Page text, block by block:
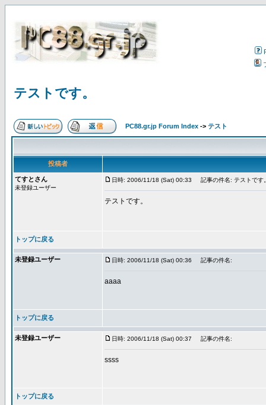
テストです。
PC88.gr.jp Forum Index -> テスト
投稿者
てすとさん
未登録ユーザー
日時: 2006/11/18 (Sat) 00:33 記事の件名: テストです
テストです。
トップに戻る
未登録ユーザー 日時: 2006/11/18 (Sat) 00:36 記事の件名:
aaaa
トップに戻る
未登録ユーザー 日時: 2006/11/18 (Sat) 00:37 記事の件名:
ssss
トップに戻る